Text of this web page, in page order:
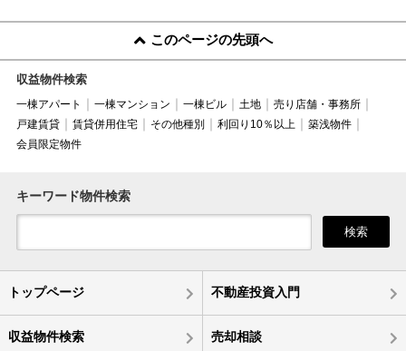
このページの先頭へ
収益物件検索
一棟アパート 一棟マンション 一棟ビル 土地
売り店舗・事務所
戸建賃貸
賃貸併用住宅 その他種別 利回り10％以上
築浅物件
会員限定物件
キーワード物件検索
検索
トップページ 不動産投資入門
収益物件検索 売却相談